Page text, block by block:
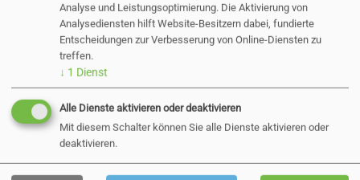
Cell Broadcast
Wenn Mobilfunk funktioniert und das
Betriebssystem Ihres Smartphones aktuell
ist:Direkt-Nachrichten auf dem
Smartphone.
Analyse und Leistungsoptimierung. Die Aktivierung von
Analysediensten hilft Website-Besitzern dabei, fundierte
Entscheidungen zur Verbesserung von Online-Diensten zu
treffen.
↓ 1 Dienst
Alle Dienste aktivieren oder deaktivieren
Mit diesem Schalter können Sie alle Dienste aktivieren oder
deaktivieren.